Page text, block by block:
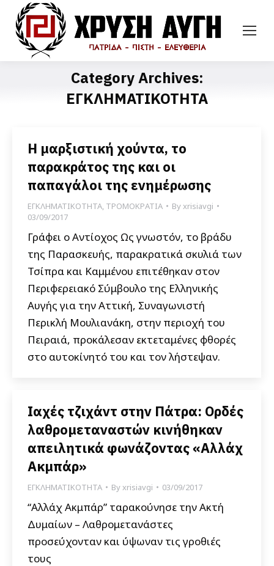
Category Archives:
ΕΓΚΛΗΜΑΤΙΚΟΤΗΤΑ
Η μαρξιστική χούντα, το
παρακράτος της και οι
παπαγάλοι της ενημέρωσης
ΕΓΚΛΗΜΑΤΙΚΟΤΗΤΑ, ΤΡΟΜΟΚΡΑΤΙΑ Byxrisiavgi
03/09/2017
Γράφει ο Αντίοχος Ως γνωστόν, το βράδυ
της Παρασκευής, παρακρατικά σκυλιά των
Τσίπρα και Καμμένου επιτέθηκαν στον
Περιφερειακό Σύμβουλο της Ελληνικής
Αυγής για την Αττική, Συναγωνιστή
Περικλή Μουλιανάκη, στην περιοχή του
Πειραιά, προκάλεσαν εκτεταμένες φθορές
στο αυτοκίνητό του και τον λήστεψαν.
Ιαχές τζιχάντ στην Πάτρα: Ορδές
λαθρομεταναστών κινήθηκαν
απειλητικά φωνάζοντας «Αλλάχ
Ακμπάρ»
ΕΓΚΛΗΜΑΤΙΚΟΤΗΤΑ Byxrisiavgi 03/09/2017
“Αλλάχ Ακμπάρ” ταρακούνησε την Ακτή
Δυμαίων – Λαθρομετανάστες
προσεύχονταν και ύψωναν τις γροθιές
τους